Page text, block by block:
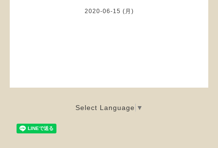
2020-06-15 (月)
Select Language ▼